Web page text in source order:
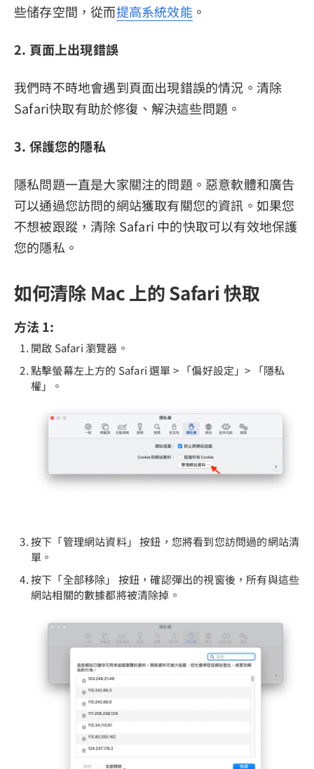
些储存空間，從而提高系統效能。
2. 頁面上出現錯誤
我們時不時地會遇到頁面出現錯誤的情況。清除
Safari快取有助於修復、解決這些問題。
3. 保護您的隱私
隱私問題一直是大家關注的問題。惡意軟體和廣告
可以通過您訪問的網站獲取有關您的資訊。如果您
不想被跟蹤，清除 Safari 中的快取可以有效地保護
您的隱私。
如何清除 Mac 上的 Safari 快取
方法 1:
開啟 Safari 瀏覽器。
點擊螢幕左上方的 Safari 選單 > 「偏好設定」> 「隱私
權」。
按下「管理網站資料」 按鈕，您將看到您訪問過的網站清
單。
按下「全部移除」 按鈕，確認彈出的視窗後，所有與這些
網站相關的數據都將被清除掉。